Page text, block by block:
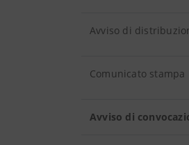
Avviso di
Comunicato stampa
Avviso di